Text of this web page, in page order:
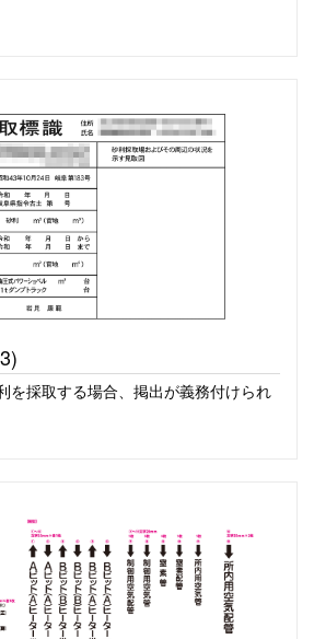
を採取する場合、掲出が義務付けられ